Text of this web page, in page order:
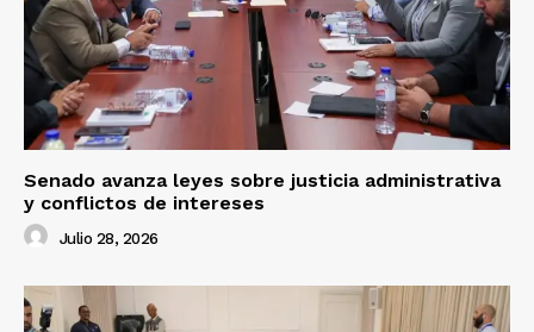
Senado avanza leyes sobre justicia administrativa
y conflictos de intereses
Julio 28, 2026